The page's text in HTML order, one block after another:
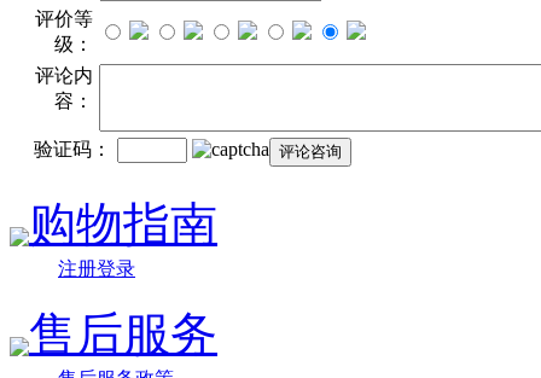
评价等
级：
评论内
容：
验证码：
购物指南
注册登录
售后服务